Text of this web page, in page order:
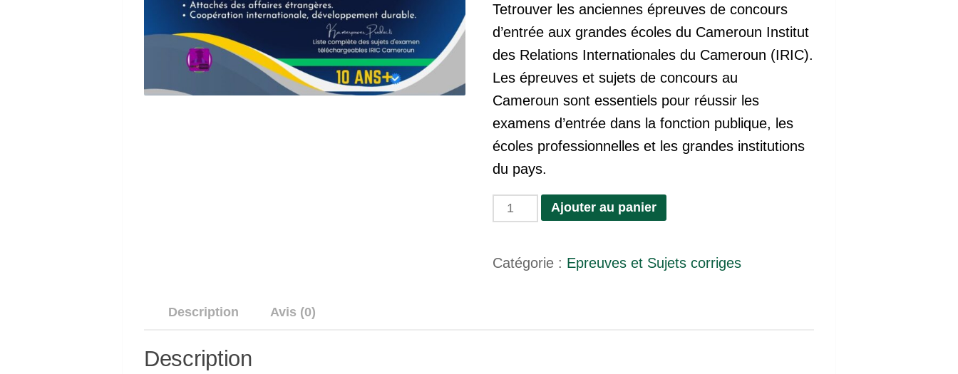
initial
était :
3000 CFA.
actuel
est :
2500 CFA.
Tetrouver les anciennes épreuves de concours
d’entrée aux grandes écoles du Cameroun Institut
des Relations Internationales du Cameroun (IRIC).
Les épreuves et sujets de concours au
Cameroun sont essentiels pour réussir les
examens d’entrée dans la fonction publique, les
écoles professionnelles et les grandes institutions
du pays.
quantité
Ajouter au panier
Catégorie : Epreuves et Sujets corriges
Description Avis (0)
Description